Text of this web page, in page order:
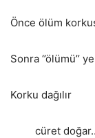
Önce ölüm
Sonra ‘’ölümü’’
Korku dağılır
cüret